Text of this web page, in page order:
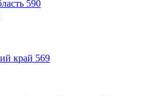
590
край 569